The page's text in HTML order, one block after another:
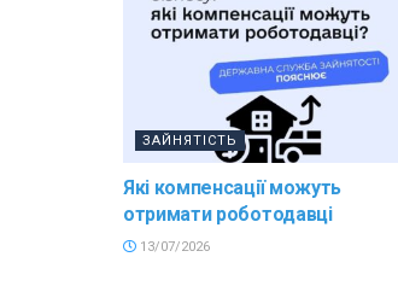
ЗАЙНЯТІСТЬ
Які компенсації можуть
отримати роботодавці
13/07/2026